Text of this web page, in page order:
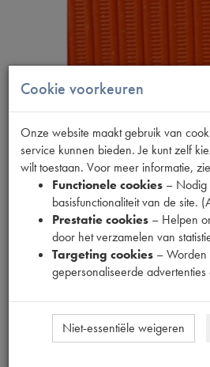
Fabrikant
Productnummer
1902536
Prijs
216,09
Bestel
Cookie voorkeuren
Onze website maakt gebruik van
service kunnen bieden. Je kunt zelf
wilt toestaan. Voor meer informatie,
Functionele cookies – Nodig
basisfunctionaliteit van de site.
Prestatie cookies – Helpen
door het verzamelen van
Targeting cookies – Worden
gepersonaliseerde advertenties
Niet-essentiële weigeren